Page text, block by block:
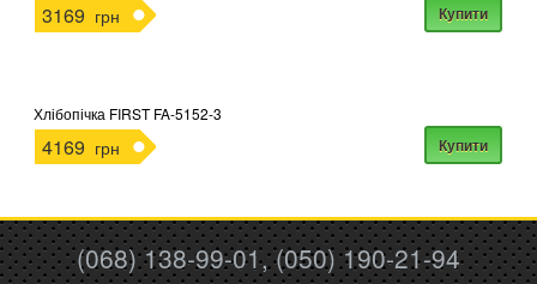
3169 грн Купити
Хлібопічка FIRST FA-5152-3
4169 грн Купити
(068) 138-99-01, (050) 190-21-94